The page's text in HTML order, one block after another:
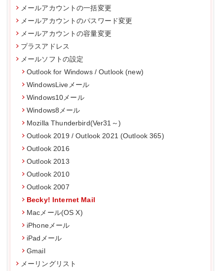
メールアカウントの一括変更
メールアカウントのパスワード変更
メールアカウントの容量変更
プラスアドレス
メールソフトの設定
Outlook for Windows / Outlook (new)
WindowsLiveメール
Windows10メール
Windows8メール
Mozilla Thunderbird(Ver31～)
Outlook 2019 / Outlook 2021 (Outlook 365)
Outlook 2016
Outlook 2013
Outlook 2010
Outlook 2007
Becky! Internet Mail
Macメール(OS X)
iPhoneメール
iPadメール
Gmail
メーリングリスト